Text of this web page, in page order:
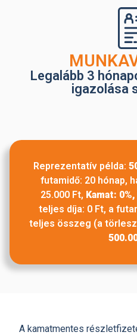
Legalább 3
igazolása
Reprezentatív példa:
futamidő: 20 hónap,
25.000 Ft, Kamat:
teljes díja: 0 Ft, a
teljes összeg (a
A kamatmentes